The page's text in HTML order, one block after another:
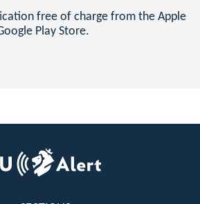
free of charge from the Apple
Play Store.